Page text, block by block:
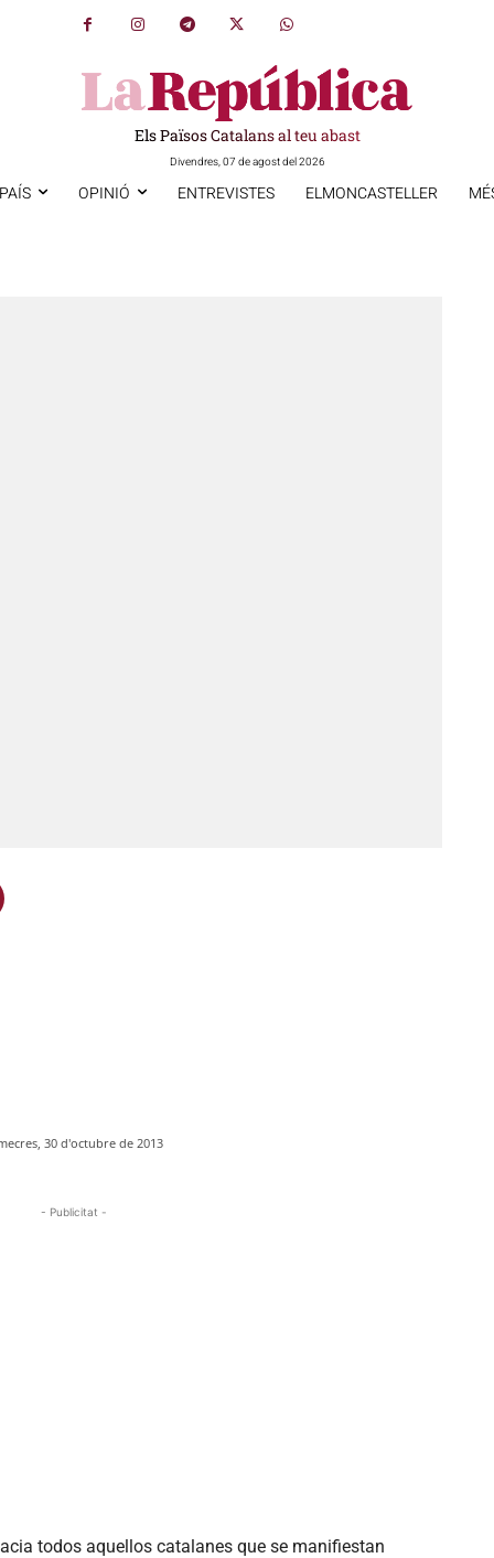
Els Països Catalans al teu abast
Divendres, 07 de agost del 2026
OPINIÓ ENTREVISTES ELMONCASTELLER
30 d'octubre de 2013
- Publicitat -
todos aquellos catalanes que se manifiestan